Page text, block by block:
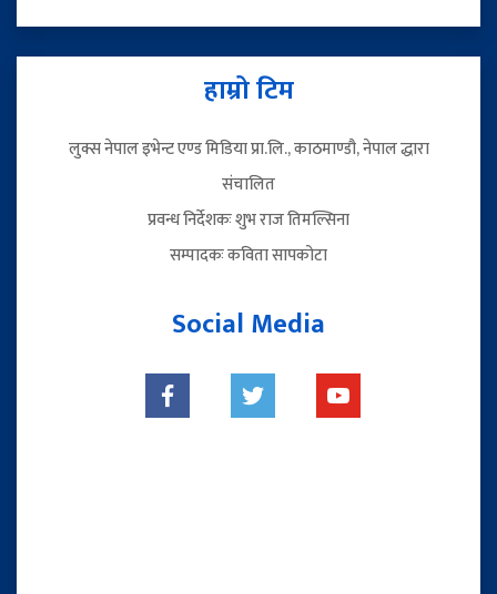
हाम्रो टिम
लुक्स नेपाल इभेन्ट एण्ड मिडिया प्रा.लि., काठमाण्डौ, नेपाल द्धारा
संचालित
प्रवन्ध निर्देशकः शुभ राज तिमल्सिना
सम्पादकः कविता सापकोटा
Social Media